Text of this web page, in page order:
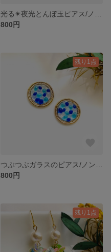
800円
残り1点
800円
残り1点